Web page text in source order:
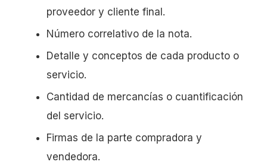
proveedor y cliente final.
Número correlativo de la nota.
Detalle y conceptos de cada producto o
servicio.
Cantidad de mercancías o cuantificación
del servicio.
Firmas de la parte compradora y
vendedora.